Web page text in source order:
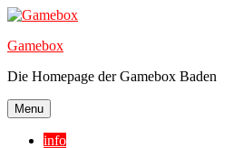
Skip
content
Gamebox
Die Homepage der Gamebox Baden
Menu
info